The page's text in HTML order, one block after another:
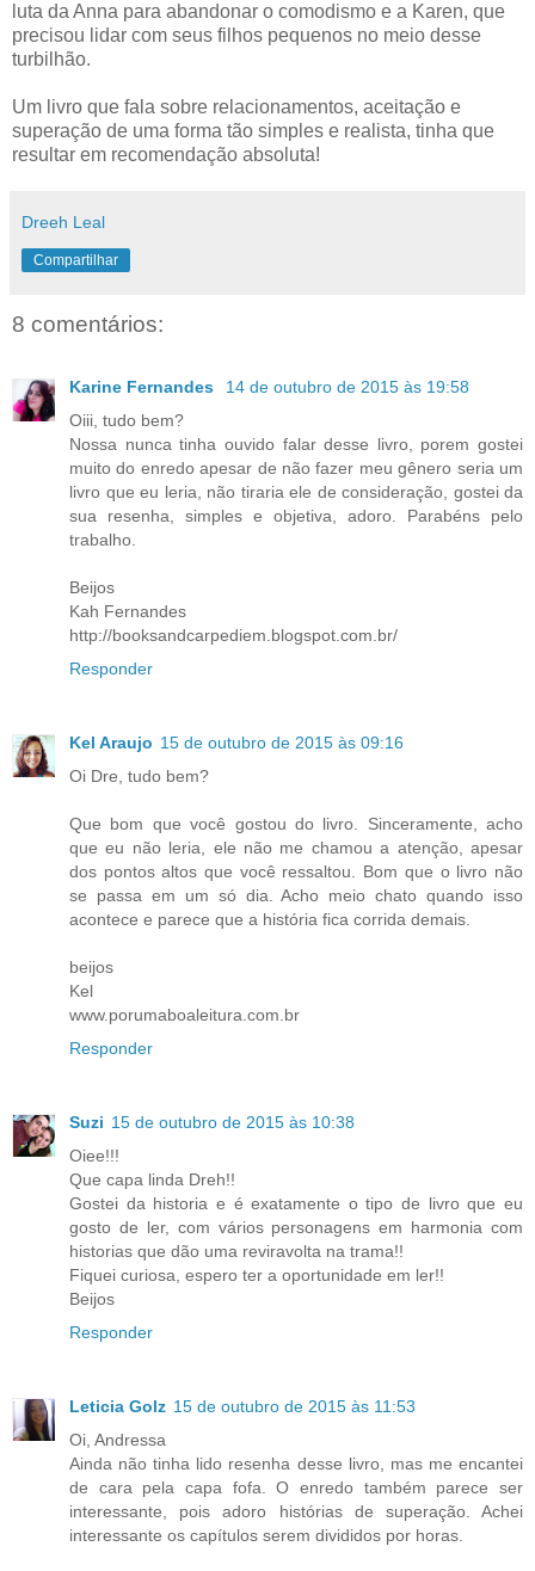
luta da Anna para abandonar o comodismo e a Karen, que
precisou lidar com seus filhos pequenos no meio desse
turbilhão.
Um livro que fala sobre relacionamentos, aceitação e
superação de uma forma tão simples e realista, tinha que
resultar em recomendação absoluta!
Dreeh Leal
Compartilhar
8 comentários:
Karine Fernandes
14 de outubro de 2015 às 19:58
Oiii, tudo bem?
Nossa nunca tinha ouvido falar desse livro, porem gostei
muito do enredo apesar de não fazer meu gênero seria um
livro que eu leria, não tiraria ele de consideração, gostei da
sua resenha, simples e objetiva, adoro. Parabéns pelo
trabalho.
Beijos
Kah Fernandes
http://booksandcarpediem.blogspot.com.br/
Responder
Kel Araujo 15 de outubro de 2015 às 09:16
Oi Dre, tudo bem?
Que bom que você gostou do livro. Sinceramente, acho
que eu não leria, ele não me chamou a atenção, apesar
dos pontos altos que você ressaltou. Bom que o livro não
se passa em um só dia. Acho meio chato quando isso
acontece e parece que a história fica corrida demais.
beijos
Kel
www.porumaboaleitura.com.br
Responder
Suzi 15 de outubro de 2015 às 10:38
Oiee!!!
Que capa linda Dreh!!
Gostei da historia e é exatamente o tipo de livro que eu
gosto de ler, com vários personagens em harmonia com
historias que dão uma reviravolta na trama!!
Fiquei curiosa, espero ter a oportunidade em ler!!
Beijos
Responder
Leticia Golz 15 de outubro de 2015 às 11:53
Oi, Andressa
Ainda não tinha lido resenha desse livro, mas me encantei
de cara pela capa fofa. O enredo também parece ser
interessante, pois adoro histórias de superação. Achei
interessante os capítulos serem divididos por horas.